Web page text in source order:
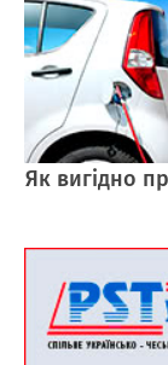
Як вигідно